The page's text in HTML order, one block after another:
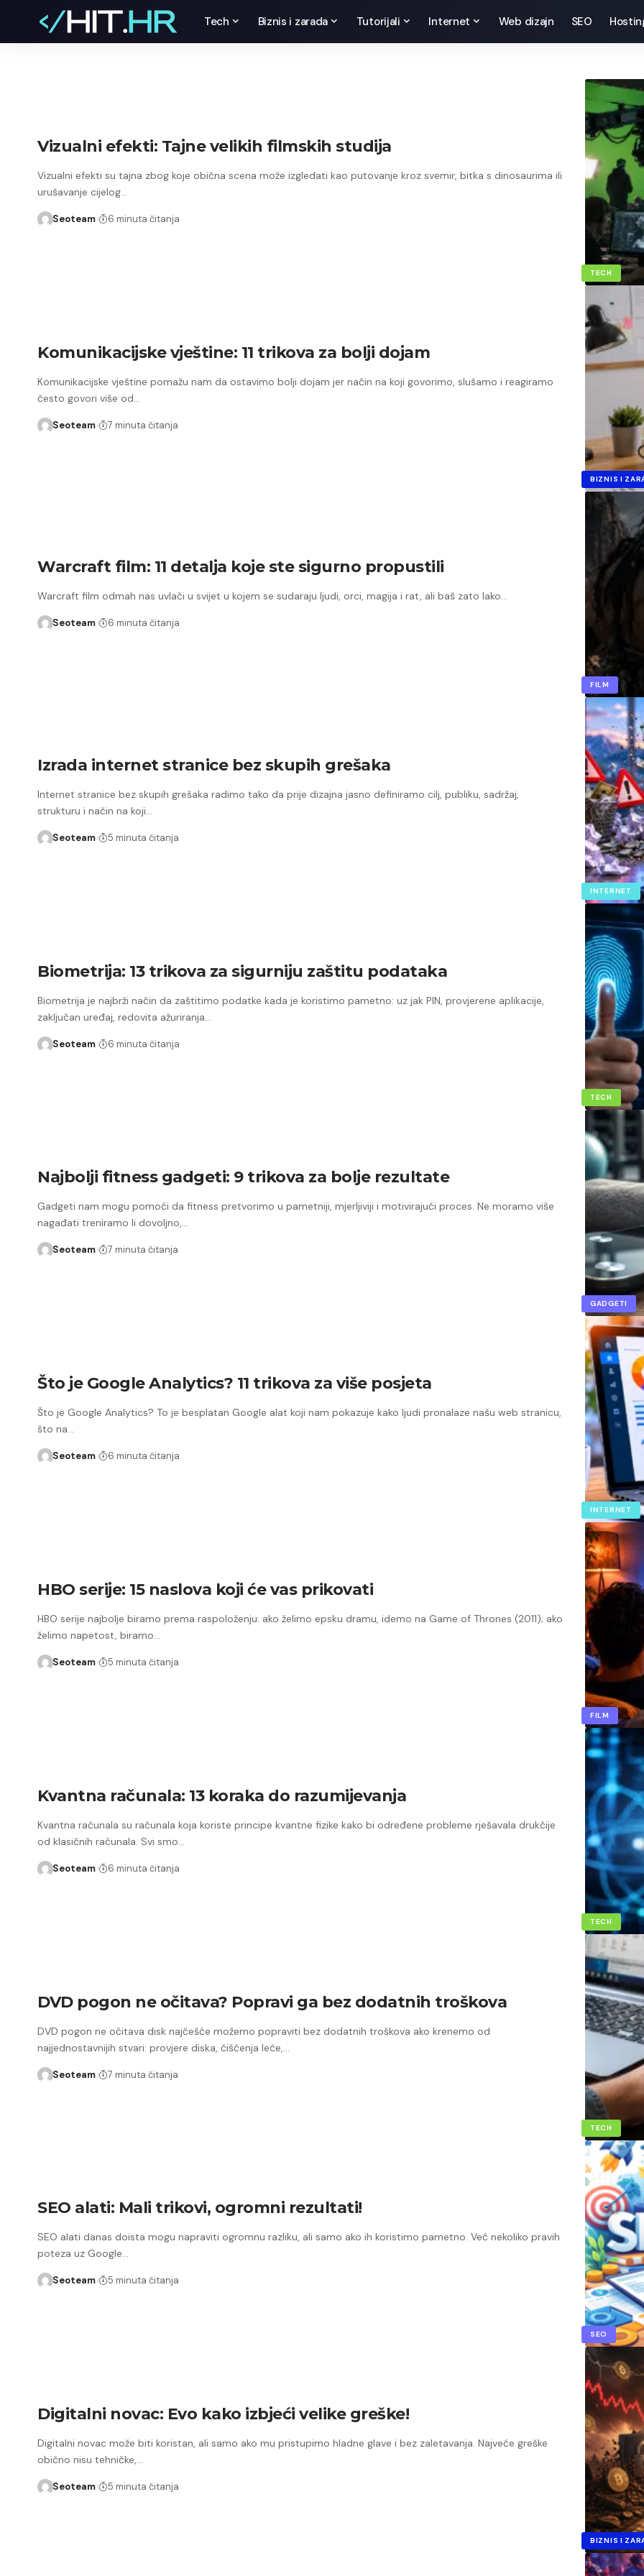
Tech Biznis i zarada Tutorijali Internet Web dizajn SEO
TECH
Vizualni efekti: Tajne velikih filmskih studija
Vizualni efekti su tajna zbog koje obična scena može izgledati kao putovanje kroz svemir, bitka s dinosaurima ili
urušavanje cijelog…
Seoteam 6 minuta čitanja
BIZNIS I
Komunikacijske vještine: 11 trikova za bolji dojam
Komunikacijske vještine pomažu nam da ostavimo bolji dojam jer način na koji govorimo, slušamo i reagiramo
često govori više od…
Seoteam 7 minuta čitanja
FILM
Warcraft film: 11 detalja koje ste sigurno propustili
Warcraft film odmah nas uvlači u svijet u kojem se sudaraju ljudi, orci, magija i rat, ali baš zato lako…
Seoteam 6 minuta čitanja
INTERNET
Izrada internet stranice bez skupih grešaka
Internet stranice bez skupih grešaka radimo tako da prije dizajna jasno definiramo cilj, publiku, sadržaj,
strukturu i način na koji…
Seoteam 5 minuta čitanja
TECH
Biometrija: 13 trikova za sigurniju zaštitu podataka
Biometrija je najbrži način da zaštitimo podatke kada je koristimo pametno: uz jak PIN, provjerene aplikacije,
zaključan uređaj, redovita ažuriranja…
Seoteam 6 minuta čitanja
GADGETI
Najbolji fitness gadgeti: 9 trikova za bolje rezultate
Gadgeti nam mogu pomoći da fitness pretvorimo u pametniji, mjerljiviji i motivirajući proces. Ne moramo više
nagađati treniramo li dovoljno,…
Seoteam 7 minuta čitanja
INTERNET
Što je Google Analytics? 11 trikova za više posjeta
Što je Google Analytics? To je besplatan Google alat koji nam pokazuje kako ljudi pronalaze našu web stranicu,
što na…
Seoteam 6 minuta čitanja
FILM
HBO serije: 15 naslova koji će vas prikovati
HBO serije najbolje biramo prema raspoloženju: ako želimo epsku dramu, idemo na Game of Thrones (2011); ako
želimo napetost, biramo…
Seoteam 5 minuta čitanja
TECH
Kvantna računala: 13 koraka do razumijevanja
Kvantna računala su računala koja koriste principe kvantne fizike kako bi određene probleme rješavala drukčije
od klasičnih računala. Svi smo…
Seoteam 6 minuta čitanja
TECH
DVD pogon ne očitava? Popravi ga bez dodatnih troškova
DVD pogon ne očitava disk najčešće možemo popraviti bez dodatnih troškova ako krenemo od
najjednostavnijih stvari: provjere diska, čišćenja leće,…
Seoteam 7 minuta čitanja
SEO
SEO alati: Mali trikovi, ogromni rezultati!
SEO alati danas doista mogu napraviti ogromnu razliku, ali samo ako ih koristimo pametno. Već nekoliko pravih
poteza uz Google…
Seoteam 5 minuta čitanja
BIZNIS I
Digitalni novac: Evo kako izbjeći velike greške!
Digitalni novac može biti koristan, ali samo ako mu pristupimo hladne glave i bez zaletavanja. Najveće greške
obično nisu tehničke,…
Seoteam 5 minuta čitanja